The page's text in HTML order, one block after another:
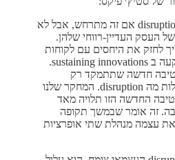
חברות צריכות להגיב ל disruption אם זה מתרחש, אבל לא
העסק העדיין-רווחי שלהן.
לחזק את היחסים עם לקוחות
הליבה שלהם על ידי השקעה ב sustaining innovations.
חטיבה חדשה שתתמקד רק
בהזדמנויות הצמיחה שעולות מה disruption. המחקר שלנו
החדשה הזו תלויה מאד
זה אומר שבמשך תקופה
עצמה מנהלת שתי אופרציות